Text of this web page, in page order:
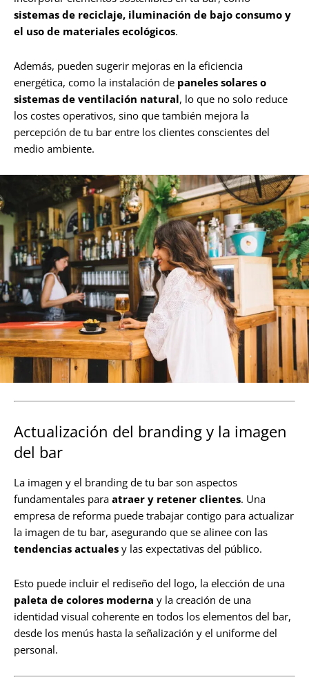
sistemas de reciclaje, iluminación de bajo consumo y
el uso de materiales ecológicos.
Además, pueden sugerir mejoras en la eficiencia
energética, como la instalación de paneles solares o
sistemas de ventilación natural, lo que no solo reduce
los costes operativos, sino que también mejora la
percepción de tu bar entre los clientes conscientes del
medio ambiente.
Actualización del branding y la imagen
del bar
La imagen y el branding de tu bar son aspectos
fundamentales para atraer y retener clientes. Una
empresa de reforma puede trabajar contigo para actualizar
la imagen de tu bar, asegurando que se alinee con las
tendencias actuales y las expectativas del público.
Esto puede incluir el rediseño del logo, la elección de una
paleta de colores moderna y la creación de una
identidad visual coherente en todos los elementos del bar,
desde los menús hasta la señalización y el uniforme del
personal.